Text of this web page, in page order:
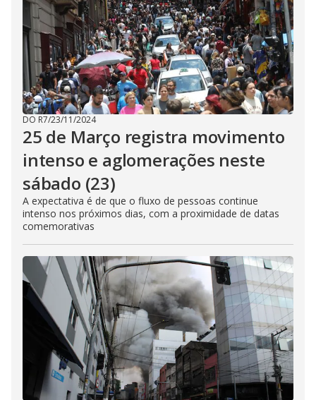
DO R7/23/11/2024
25 de Março registra movimento
intenso e aglomerações neste
sábado (23)
A expectativa é de que o fluxo de pessoas continue
intenso nos próximos dias, com a proximidade de datas
comemorativas